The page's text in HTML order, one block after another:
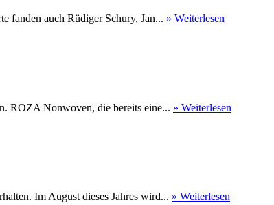
fanden auch Rüdiger Schury, Jan... » Weiterlesen
ROZA Nonwoven, die bereits eine... » Weiterlesen
Im August dieses Jahres wird... » Weiterlesen